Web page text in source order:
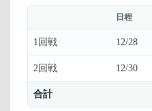
日程
1回戦 12/28
2回戦 12/30
合計